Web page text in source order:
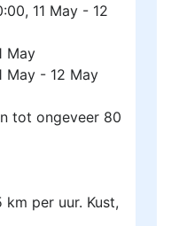
11 May - 12
May
May - 12 May
tot ongeveer 80
per uur. Kust,